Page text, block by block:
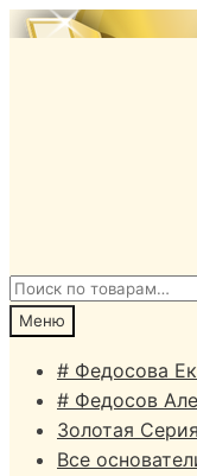
Перейти
Перейти
Искать:
Меню
# Федосова
# Федосов
Золотая Серия
Все